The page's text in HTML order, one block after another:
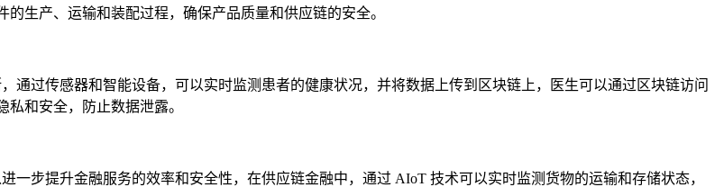
生产、运输和装配过程，确保产品质量和供应链的安全。
通过传感器和智能设备，可以实时监测患者的健康状况，并将数据上传到区块链上，医生可以通过区块链访问
和安全，防止数据泄露。
步提升金融服务的效率和安全性，在供应链金融中，通过 AIoT 技术可以实时监测货物的运输和存储状态，